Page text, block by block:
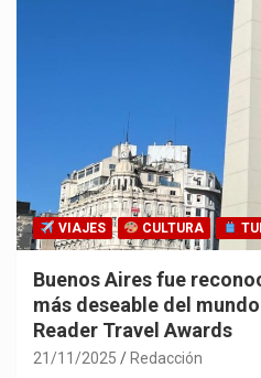
VIAJES CULTURA
Buenos Aires fue
más deseable del
Reader Travel Awards
21/11/2025 Redacción